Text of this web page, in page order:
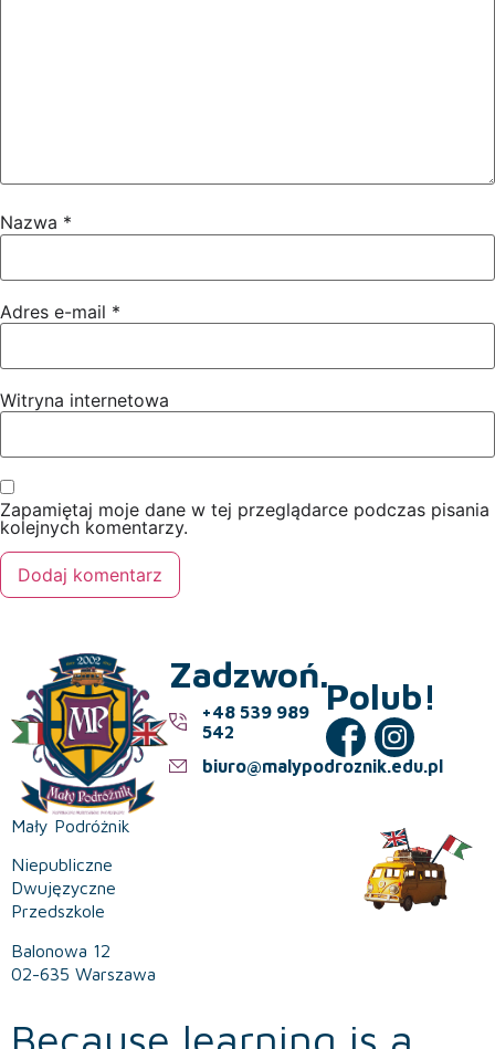
Nazwa *
Adres e-mail *
Witryna internetowa
Zapamiętaj moje dane w tej przeglądarce podczas pisania
kolejnych komentarzy.
Mały Podróżnik
Niepubliczne
Dwujęzyczne
Przedszkole
Balonowa 12
02-635 Warszawa
Zadzwoń.
+48 539 989
542
biuro@malypodroznik.edu.pl
Polub!
Because learning is a